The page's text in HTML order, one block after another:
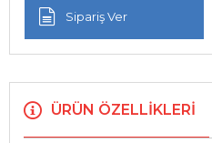
Sipariş Ver
ÜRÜN ÖZELLIKLERI